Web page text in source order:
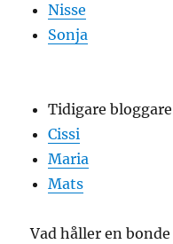
Nisse
Sonja
Tidigare
Cissi
Maria
Mats
Vad håller en